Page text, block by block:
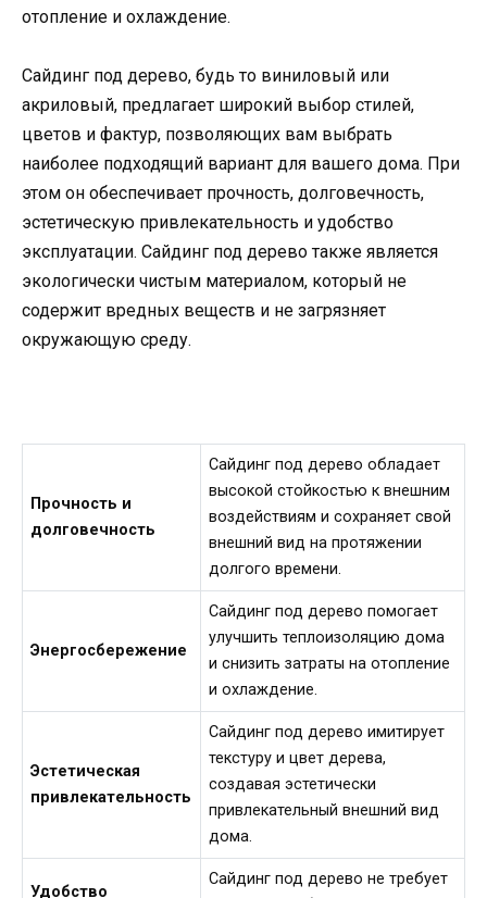
отопление и охлаждение.
Сайдинг под дерево, будь то виниловый или
акриловый, предлагает широкий выбор стилей,
цветов и фактур, позволяющих вам выбрать
наиболее подходящий вариант для вашего дома. При
этом он обеспечивает прочность, долговечность,
эстетическую привлекательность и удобство
эксплуатации. Сайдинг под дерево также является
экологически чистым материалом, который не
содержит вредных веществ и не загрязняет
окружающую среду.
Прочность и
долговечность
Сайдинг под дерево обладает
высокой стойкостью к внешним
воздействиям и сохраняет свой
внешний вид на протяжении
долгого времени.
Энергосбережение
Сайдинг под дерево помогает
улучшить теплоизоляцию дома
и снизить затраты на отопление
и охлаждение.
Эстетическая
привлекательность
Сайдинг под дерево имитирует
текстуру и цвет дерева,
создавая эстетически
привлекательный внешний вид
дома.
Удобство
Сайдинг под дерево не требует